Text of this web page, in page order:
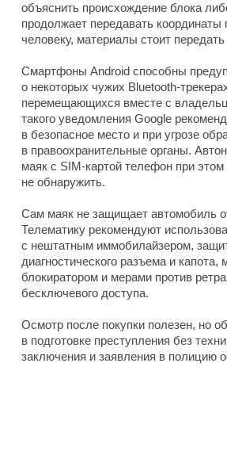
объяснить происхождение блока
продолжает передавать координаты
человеку, материалы стоит
Смартфоны Android способны
о некоторых чужих Bluetooth-
перемещающихся вместе с
такого уведомления Google
в безопасное место и при угрозе
в правоохранительные органы.
маяк с SIM-картой телефон при
не обнаружить.
Сам маяк не защищает автомобиль
Телематику рекомендуют
с нештатным иммобилайзером,
диагностического разъема и капота,
блокиратором и мерами против
бесключевого доступа.
Осмотр после покупки полезен, но
в подготовке преступления без
заключения и заявления в полицию